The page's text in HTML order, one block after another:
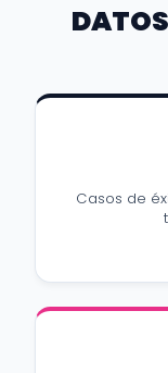
Casos de